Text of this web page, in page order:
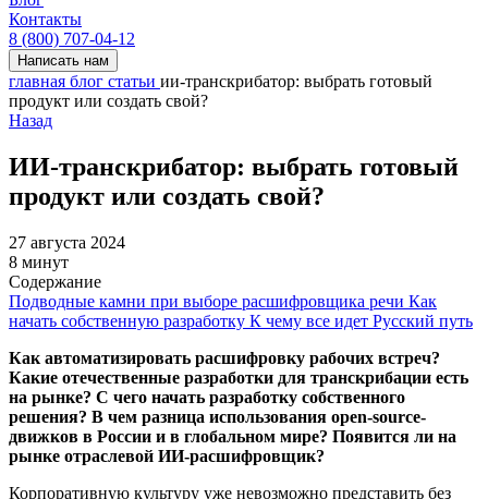
Контакты
8 (800) 707-04-12
Написать нам
главная блог статьи ии-транскрибатор: выбрать готовый
продукт или создать свой?
Назад
ИИ-транскрибатор: выбрать готовый
продукт или создать свой?
27 августа 2024
8 минут
Содержание
Подводные камни при выборе расшифровщика речи Как
начать собственную разработку К чему все идет Русский путь
Как автоматизировать расшифровку рабочих встреч?
Какие отечественные разработки для транскрибации есть
на рынке? С чего начать разработку собственного
решения? В чем разница использования open-source-
движков в России и в глобальном мире? Появится ли на
рынке отраслевой ИИ-расшифровщик?
Корпоративную культуру уже невозможно представить без